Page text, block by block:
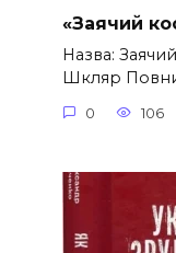
«Заячий
Назва:
Шкляр
0 106